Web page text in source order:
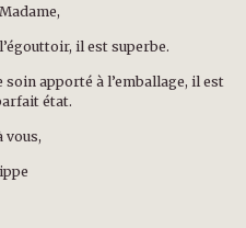
il est superbe.
apporté à l’emballage, il est
état.
vous,